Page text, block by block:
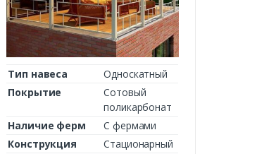
Тип навеса
Односкатный
Покрытие
Сотовый
поликарбонат
Наличие ферм
С фермами
Конструкция
Стационарный